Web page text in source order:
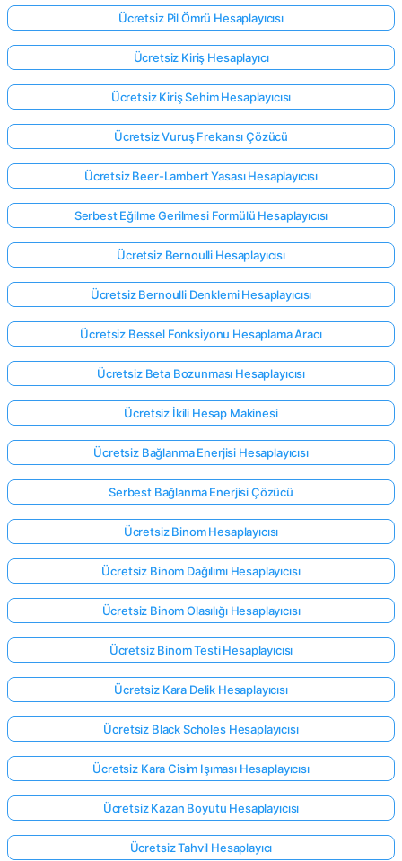
Henüz
Soru
Yok
Ücretsiz Pil Ömrü Hesaplayıcısı
Ücretsiz Kiriş Hesaplayıcı
Ücretsiz Kiriş Sehim Hesaplayıcısı
Ücretsiz Vuruş Frekansı Çözücü
Ücretsiz Beer-Lambert Yasası Hesaplayıcısı
Serbest Eğilme Gerilmesi Formülü Hesaplayıcısı
Ücretsiz Bernoulli Hesaplayıcısı
Ücretsiz Bernoulli Denklemi Hesaplayıcısı
Ücretsiz Bessel Fonksiyonu Hesaplama Aracı
Ücretsiz Beta Bozunması Hesaplayıcısı
Ücretsiz İkili Hesap Makinesi
Ücretsiz Bağlanma Enerjisi Hesaplayıcısı
Serbest Bağlanma Enerjisi Çözücü
Ücretsiz Binom Hesaplayıcısı
Ücretsiz Binom Dağılımı Hesaplayıcısı
Ücretsiz Binom Olasılığı Hesaplayıcısı
Ücretsiz Binom Testi Hesaplayıcısı
Ücretsiz Kara Delik Hesaplayıcısı
Ücretsiz Black Scholes Hesaplayıcısı
Ücretsiz Kara Cisim Işıması Hesaplayıcısı
Ücretsiz Kazan Boyutu Hesaplayıcısı
Ücretsiz Tahvil Hesaplayıcı